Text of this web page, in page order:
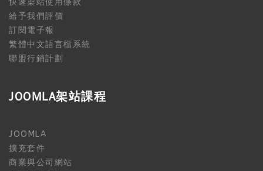
快速架站使用條款
給予我們評價
訂閱電子報
繁體中文語言檔系統
聯盟行銷計劃
JOOMLA架站課程
JOOMLA
擴充套件
商業與公司網站